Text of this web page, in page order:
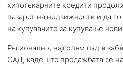
хипотекарните кредити
пазарот на недвижности и да
на купувачите за купување
Регионално, најголем пад е
САД, каде што продажбата се